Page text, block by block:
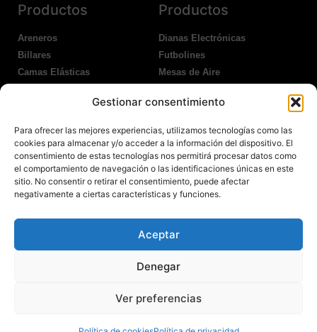
Gestionar consentimiento
Para ofrecer las mejores experiencias, utilizamos tecnologías como las
cookies para almacenar y/o acceder a la información del dispositivo. El
consentimiento de estas tecnologías nos permitirá procesar datos como
el comportamiento de navegación o las identificaciones únicas en este
sitio. No consentir o retirar el consentimiento, puede afectar
negativamente a ciertas características y funciones.
Aceptar
Denegar
Ver preferencias
Productos
Areneros
Billares
Camas Elásticas
Productos
Dianas Electrónicas
Futbolines
Mesas de Aire
Ping Pong Exterior
Nosotros
Atención al Cliente
Garantías
Contacto
Política Devoluciones
Legales
Aviso Legal
Política de Privacidad
Política de Cookies
Polítíca de RRSS